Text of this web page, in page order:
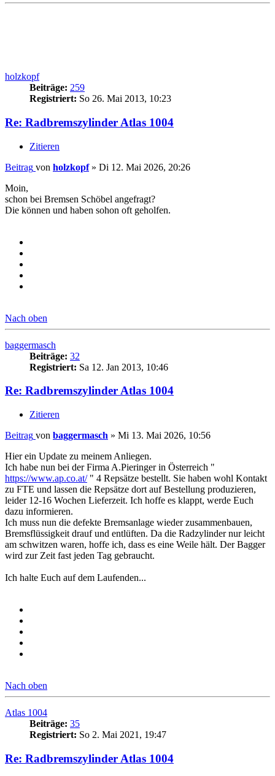
holzkopf
Beiträge: 259
Registriert: So 26. Mai 2013, 10:23
Re: Radbremszylinder Atlas 1004
Zitieren
Beitrag von holzkopf» Di 12. Mai 2026, 20:26
Moin,
schon bei Bremsen Schöbel angefragt?
Die können und haben sohon oft geholfen.
Nach oben
baggermasch
Beiträge: 32
Registriert: Sa 12. Jan 2013, 10:46
Re: Radbremszylinder Atlas 1004
Zitieren
Beitrag von baggermasch » Mi 13. Mai 2026, 10:56
Hier ein Update zu meinem Anliegen.
Ich habe nun bei der Firma A.Pieringer in Österreich "
https://www.ap.co.at/" 4 Repsätze bestellt. Sie haben wohl Kontakt
zu FTE und lassen die Repsätze dort auf Bestellung produzieren,
leider 12-16 Wochen Lieferzeit. Ich hoffe es klappt, werde Euch
dazu informieren.
Ich muss nun die defekte Bremsanlage wieder zusammenbauen,
Bremsflüssigkeit drauf und entlüften. Da die Radzylinder nur leicht
am schwitzen waren, hoffe ich, dass es eine Weile hält. Der Bagger
wird zur Zeit fast jeden Tag gebraucht.
Ich halte Euch auf dem Laufenden...
Nach oben
Atlas 1004
Beiträge: 35
Registriert: So 2. Mai 2021, 19:47
Re: Radbremszylinder Atlas 1004